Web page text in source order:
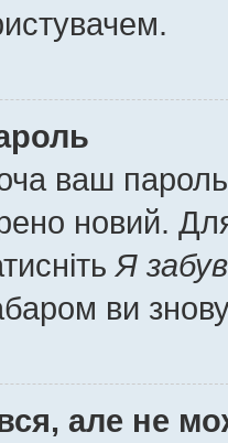
ваш
новий.
Я
ви
але не